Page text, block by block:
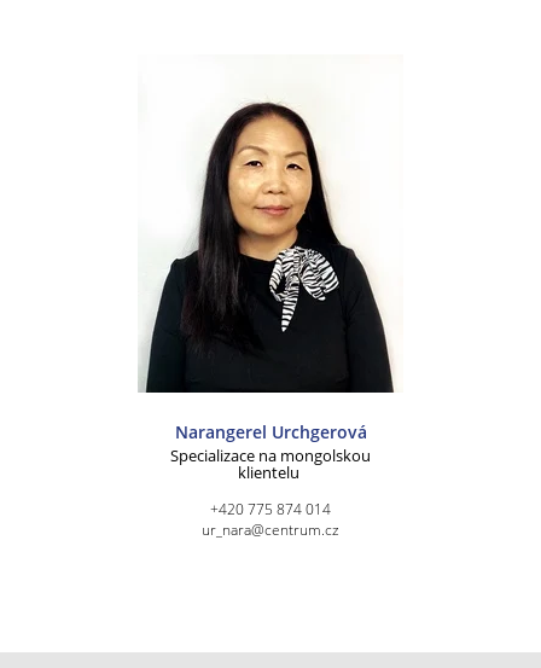
Narangerel Urchgerová
Specializace na mongolskou
klientelu
+420 775 874 014
ur_nara@centrum.cz